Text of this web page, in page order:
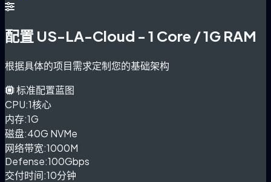
配置 US-LA-Cloud - 1 Core / 1G RAM
根据具体的项目需求定制您的基础架构
标准配置蓝图
CPU:1核心
内存:1G
磁盘:40G NVMe
网络带宽:1000M
Defense:100Gbps
交付时间:10分钟